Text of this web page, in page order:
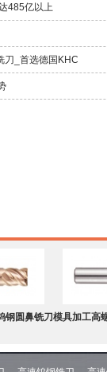
485亿以上
刀_首选德国KHC
钢圆鼻铣刀模具加工高